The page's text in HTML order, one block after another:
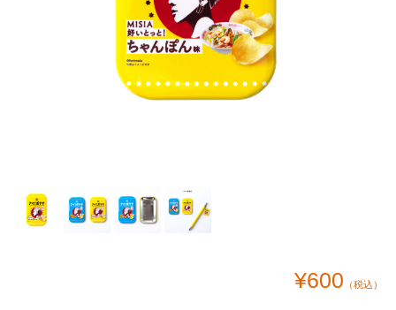
¥600 （税込）